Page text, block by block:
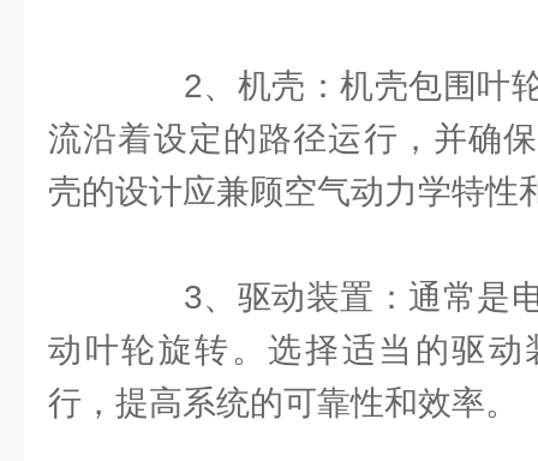
2、机壳：机壳包围叶轮
流沿着设定的路径运行，并确
壳的设计应兼顾空气动力学特性
3、驱动装置：通常是电
动叶轮旋转。选择适当的驱动
行，提高系统的可靠性和效率。